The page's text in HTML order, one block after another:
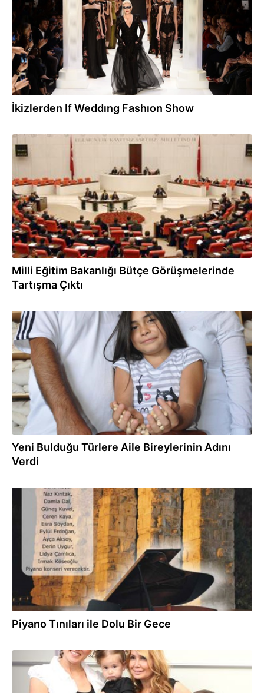
İkizlerden If Weddıng Fashıon Show
Milli Eğitim Bakanlığı Bütçe Görüşmelerinde
Tartışma Çıktı
11.08.2013
Yeni Bulduğu Türlere Aile Bireylerinin Adını
Verdi
10.07.2013
Piyano Tınıları ile Dolu Bir Gece
25.05.2013